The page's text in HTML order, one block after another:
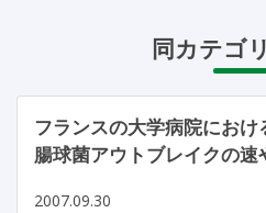
同カテゴ
フランスの大学病院にお
腸球菌アウトブレイクの
2007.09.30